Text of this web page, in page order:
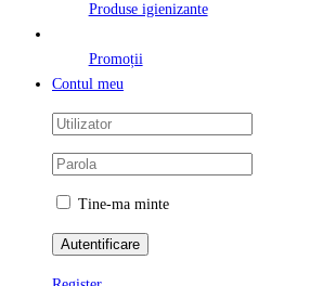
Produse igienizante
Promoții
Contul meu
Tine-ma minte